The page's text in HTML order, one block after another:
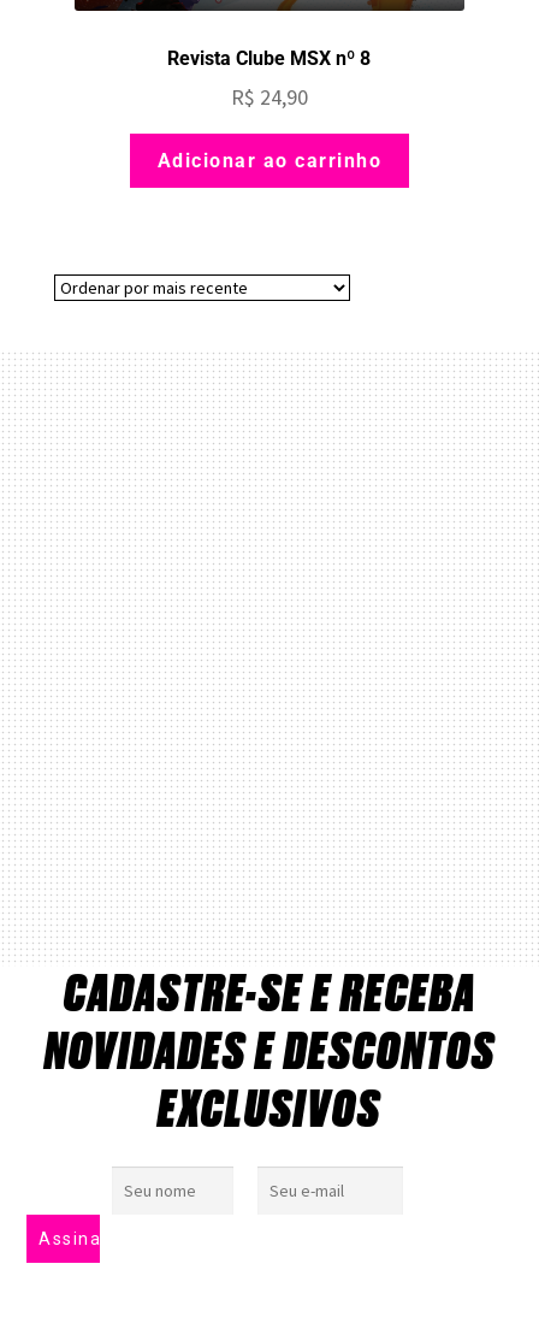
Revista Clube MSX nº 8
R$ 24,90
Adicionar ao carrinho
CADASTRE-SE E RECEBA
NOVIDADES E DESCONTOS
EXCLUSIVOS